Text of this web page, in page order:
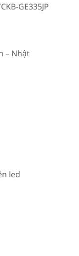
GE335JP
– Nhật
led